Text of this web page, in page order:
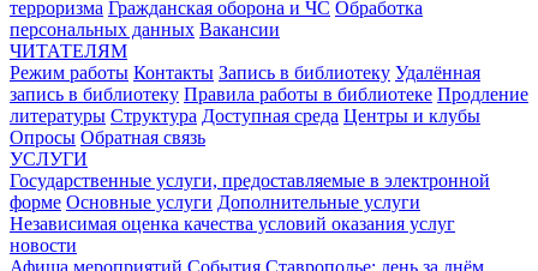
терроризма Гражданская оборона и ЧС Обработка
персональных данных Вакансии
ЧИТАТЕЛЯМ
Режим работы Контакты Запись в библиотеку Удалённая
запись в библиотеку Правила работы в библиотеке Продление
литературы Структура Доступная среда Центры и клубы
Опросы Обратная связь
УСЛУГИ
Государственные услуги, предоставляемые в электронной
форме Основные услуги Дополнительные услуги
Независимая оценка качества условий оказания услуг
новости
Афиша мероприятий События Ставрополье: день за днём